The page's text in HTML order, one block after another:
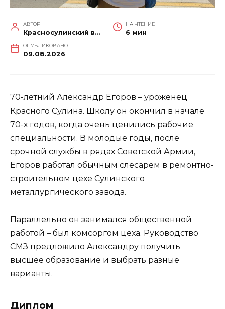
АВТОР
Красносулинский вестник
НА ЧТЕНИЕ
6 мин
ОПУБЛИКОВАНО
09.08.2026
70-летний Александр Егоров – уроженец
Красного Сулина. Школу он окончил в начале
70-х годов, когда очень ценились рабочие
специальности. В молодые годы, после
срочной службы в рядах Советской Армии,
Егоров работал обычным слесарем в ремонтно-
строительном цехе Сулинского
металлургического завода.
Параллельно он занимался общественной
работой – был комсоргом цеха. Руководство
СМЗ предложило Александру получить
высшее образование и выбрать разные
варианты.
Диплом